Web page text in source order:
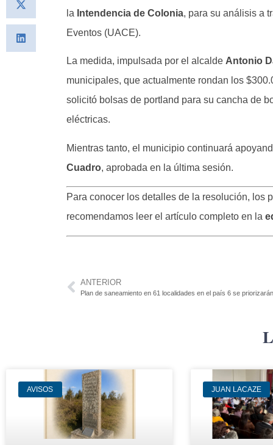
la Intendencia de Colonia, para su análisis a
Eventos (UACE).
La medida, impulsada por el alcalde Antonio
municipales, que actualmente rondan los
solicitó bolsas de portland para su cancha de
eléctricas.
Mientras tanto, el municipio continuará
Cuadro, aprobada en la última sesión.
Para conocer los detalles de la resolución, los
recomendamos leer el artículo completo en la
ANTERIOR
Plan de saneamiento en 61 localidades en el país 6 se
AVISOS JUAN LACAZE